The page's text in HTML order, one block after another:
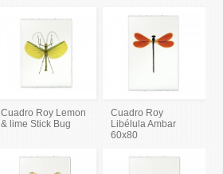
Cuadro Roy Lemon
& lime Stick Bug
Cuadro Roy
Libélula Ambar
60x80